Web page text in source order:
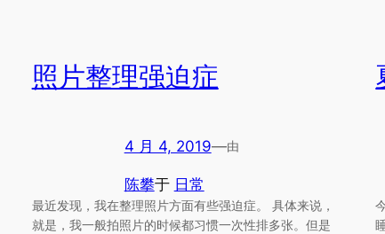
照片整理强迫症
4 月 4, 2019—由
陈攀于 日常
最近发现，我在整理照片方面有些强迫症。 具体来说，
就是，我一般拍照片的时候都习惯一次性排多张。但是